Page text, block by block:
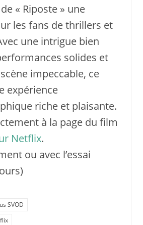
« Riposte » une
les fans de thrillers et
une intrigue bien
solides et
impeccable, ce
expérience
riche et plaisante.
à la page du film
Netflix.
ou avec l’essai
SVOD